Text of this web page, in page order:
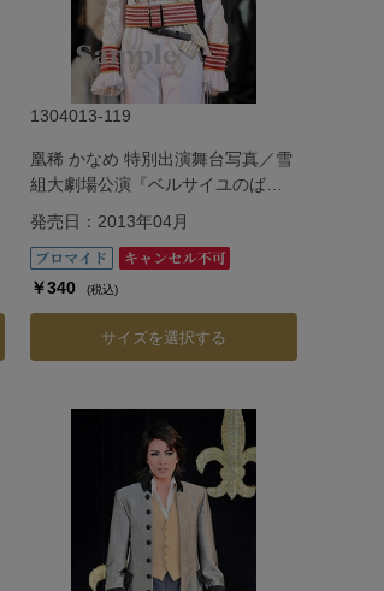
1304013-119
凰稀 かなめ 特別出演舞台写真／雪
組大劇場公演『ベルサイユのば
ら』―フェルゼン編―
発売日：2013年04月
￥340 (税込)
サイズを選択する